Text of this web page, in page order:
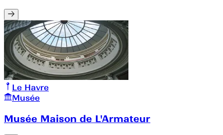
Le Havre
Musée
Musée Maison de L'Armateur